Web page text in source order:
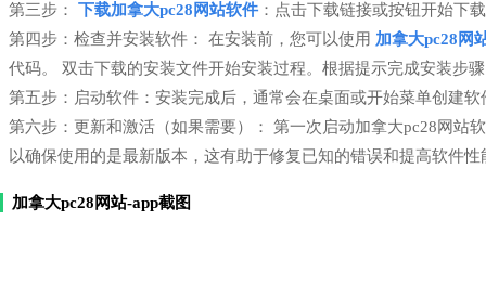
第三步： 下载加拿大pc28网站软件 ：点击下载链接或按钮开始下
第四步：检查并安装软件： 在安装前，您可以使用 加拿大pc28网
代码。 双击下载的安装文件开始安装过程。根据提示完成安装步
第五步：启动软件：安装完成后，通常会在桌面或开始菜单创建
第六步：更新和激活（如果需要）： 第一次启动加拿大pc28网站
以确保使用的是最新版本，这有助于修复已知的错误和提高软件性
加拿大pc28网站-app截图